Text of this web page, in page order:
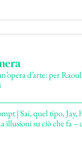
d’arte: per
| Sai, quel tipo, Jay,
illusioni su ciò che fa –